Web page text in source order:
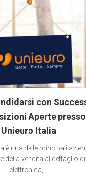
con
Aperte presso
Unieuro Italia
è una delle principali
della vendita al dettaglio di
elettronica,...